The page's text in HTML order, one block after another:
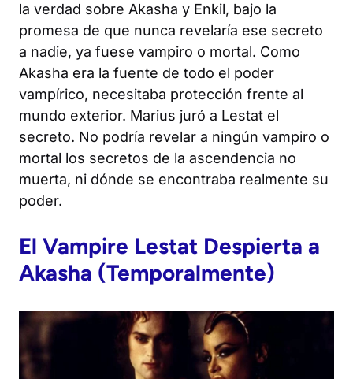
la verdad sobre Akasha y Enkil, bajo la
promesa de que nunca revelaría ese secreto
a nadie, ya fuese vampiro o mortal. Como
Akasha era la fuente de todo el poder
vampírico, necesitaba protección frente al
mundo exterior. Marius juró a Lestat el
secreto. No podría revelar a ningún vampiro o
mortal los secretos de la ascendencia no
muerta, ni dónde se encontraba realmente su
poder.
El Vampire Lestat Despierta a
Akasha (Temporalmente)